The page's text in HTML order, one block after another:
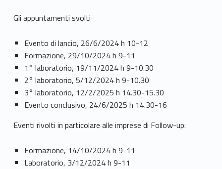
Gli appuntamenti svolti
Evento di lancio, 26/6/2024 h 10-12
Formazione, 29/10/2024 h 9-11
1° laboratorio, 19/11/2024 h 9-10.30
2° laboratorio, 5/12/2024 h 9-10.30
3° laboratorio, 12/2/2025 h 14.30-15.30
Evento conclusivo, 24/6/2025 h 14.30-16
Eventi rivolti in particolare alle imprese di Follow-up:
Formazione, 14/10/2024 h 9-11
Laboratorio, 3/12/2024 h 9-11